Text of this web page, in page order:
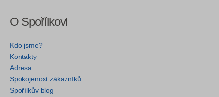
O Spořílkovi
Kdo jsme?
Kontakty
Adresa
Spokojenost zákazníků
Spořílkův blog